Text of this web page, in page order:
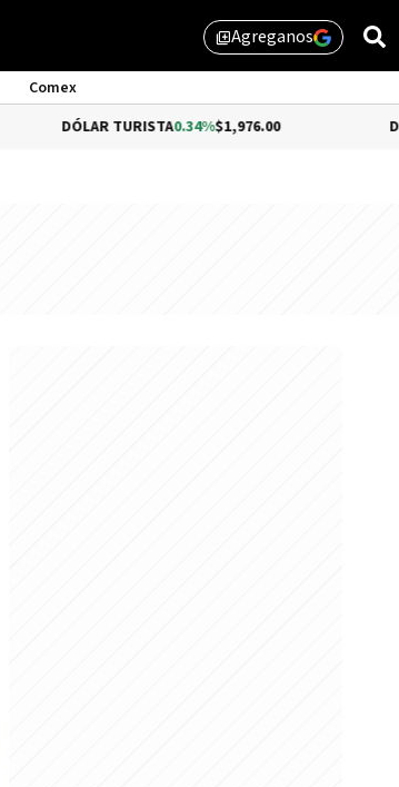
library_addAgreganos
Comex
DÓLAR TURISTA0.34%$1,976.00 DÓLAR